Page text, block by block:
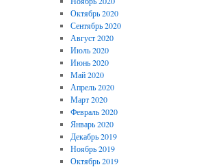
Октябрь 2020
Сентябрь 2020
Август 2020
Июль 2020
Июнь 2020
Май 2020
Апрель 2020
Март 2020
Февраль 2020
Январь 2020
Декабрь 2019
Ноябрь 2019
Октябрь 2019